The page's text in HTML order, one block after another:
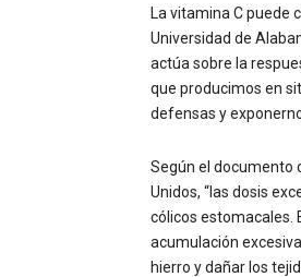
La vitamina C puede
Universidad de
actúa sobre la
que producimos en
defensas y
Según el documento
Unidos, “las dosis
cólicos estomacales.
acumulación
hierro y dañar los